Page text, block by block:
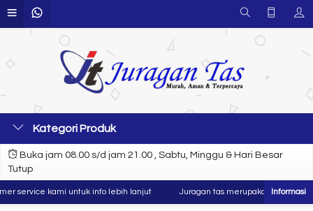
Kategori Produk
Buka jam 08.00 s/d jam 21.00 , Sabtu, Minggu & Hari Besar
Tutup
kami untuk info lebih lanjut Juragan tas merupakan produsen dan